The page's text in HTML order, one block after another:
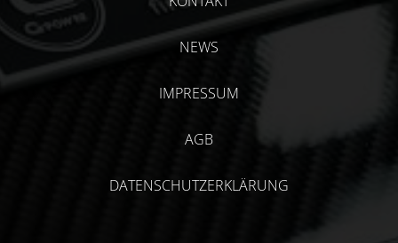
NEWS
IMPRESSUM
AGB
DATENSCHUTZERKLÄRUNG